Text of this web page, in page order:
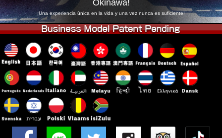
Tokyo Asakusa Osaka
Okinawa
Okinawa!
¡Una experiencia única en la vida y una vez nunca es suficiente!